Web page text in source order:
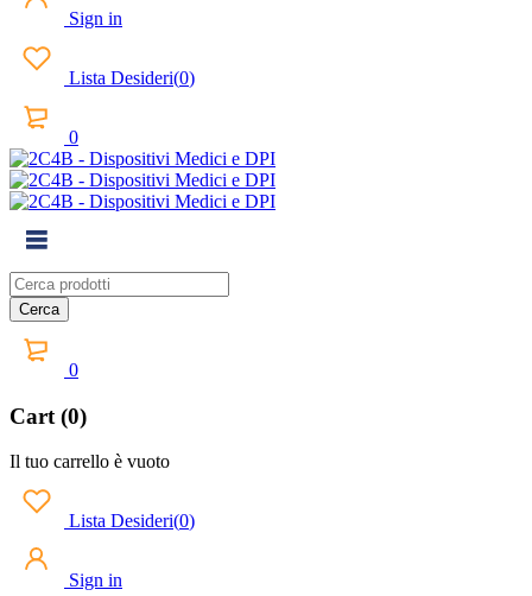
Sign in
Lista Desideri(0)
0
0
Cart (0)
Il tuo carrello è vuoto
Lista Desideri(0)
Sign in